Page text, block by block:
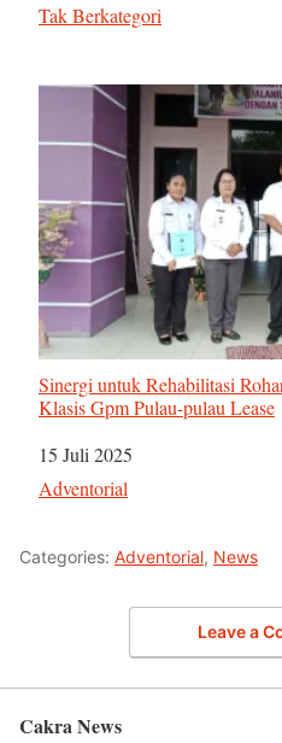
Sehubungan dengan
Tak Berkategori
Sinergi untuk Rehabilitasi
Klasis Gpm Pulau-pulau Lease
Tanggal
15 Juli 2025
Sehubungan dengan
Adventorial
Categories: Adventorial, News
Leave a
Cakra News